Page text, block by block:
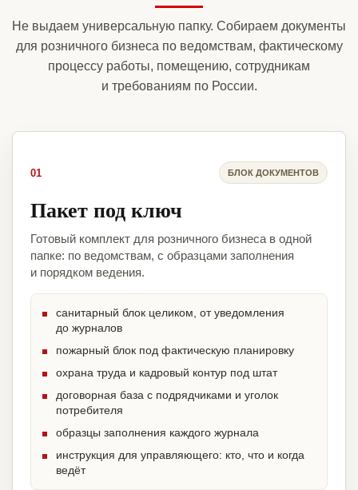
Не выдаем универсальную папку. Собираем документы
для розничного бизнеса по ведомствам, фактическому
процессу работы, помещению, сотрудникам
и требованиям по России.
01 БЛОК ДОКУМЕНТОВ
Пакет под ключ
Готовый комплект для розничного бизнеса в одной
папке: по ведомствам, с образцами заполнения
и порядком ведения.
санитарный блок целиком, от уведомления
до журналов
пожарный блок под фактическую планировку
охрана труда и кадровый контур под штат
договорная база с подрядчиками и уголок
потребителя
образцы заполнения каждого журнала
инструкция для управляющего: кто, что и когда
ведёт